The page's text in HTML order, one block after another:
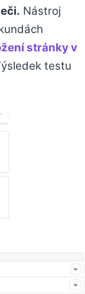
Nástroj
stránky v
testu